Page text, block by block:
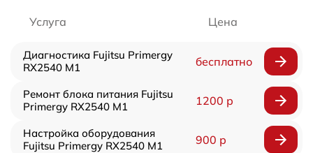
Услуга Цена
Диагностика Fujitsu Primergy
RX2540 M1
бесплатно
Ремонт блока питания Fujitsu
Primergy RX2540 M1
1200 р
Настройка оборудования
Fujitsu Primergy RX2540 M1
900 р